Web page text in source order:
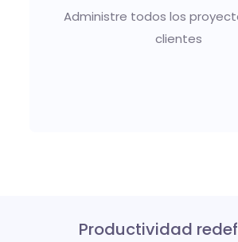
Administre todos los
clientes
Productividad